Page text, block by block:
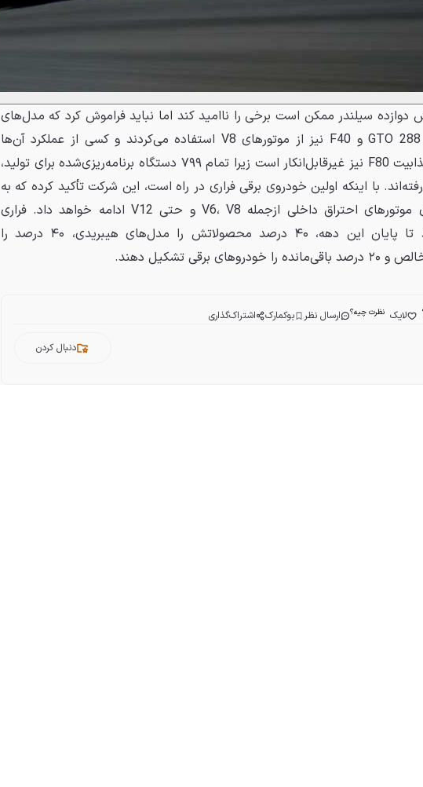
سیلندر ممکن است برخی را ناامید کند اما نباید فراموش کرد که مدل‌های
اسطوره‌ای مانند 288 GTO و F40 نیز از موتورهای V8 استفاده می‌کردند و کسی از عملکرد آن‌ها
شکایتی ندارد. جذابیت F80 نیز غیرقابل‌انکار است زیرا تمام ۷۹۹ دستگاه برنامه‌ریزی‌شده برای تولید،
با اینکه اولین خودروی برقی فراری در راه است، این شرکت تأکید کرده که به
سرمایه‌گذاری روی موتورهای احتراق داخلی ازجمله V6، V8 و حتی V12 ادامه خواهد داد. فراری
پیش‌بینی می‌کند تا پایان این دهه، ۴۰ درصد محصولاتش را مدل‌های هیبریدی، ۴۰ درصد را
برقی تشکیل دهند.
لایک نظرت چیه؟ ارسال نظر بوکمارک اشتراک‌گذاری
دنبال کردن